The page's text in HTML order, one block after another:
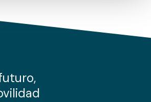
uso que haga del sitio web con
redes sociales, publicidad y análisis